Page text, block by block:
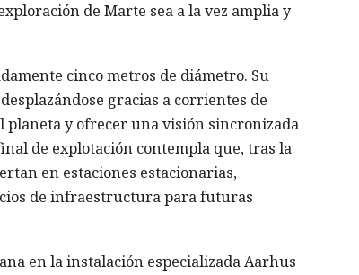
de Marte sea a la vez amplia y
cinco metros de diámetro. Su
gracias a corrientes de
y ofrecer una visión sincronizada
de explotación contempla que, tras la
en estaciones estacionarias,
de infraestructura para futuras
en la instalación especializada Aarhus